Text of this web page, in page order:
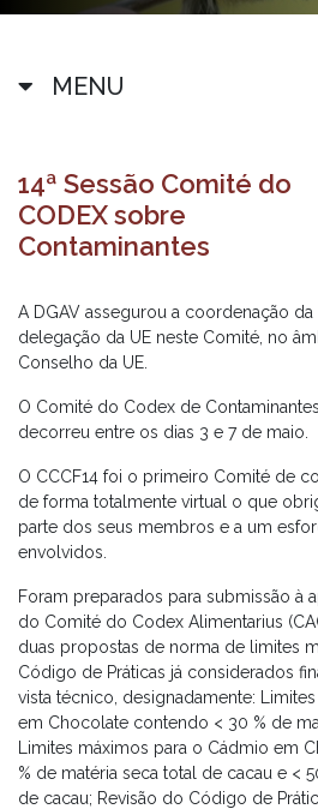
MENU
14ª Sessão Comité do
CODEX sobre
Contaminantes
A DGAV assegurou a coordenação
delegação da UE neste Comité, no
Conselho da UE.
O Comité do Codex de
decorreu entre os dias 3 e 7 de maio.
O CCCF14 foi o primeiro Comité de
de forma totalmente virtual o que
parte dos seus membros e a um
envolvidos.
Foram preparados para submissão à
do Comité do Codex Alimentarius
duas propostas de norma de limites
Código de Práticas já considerados
vista técnico, designadamente:
em Chocolate contendo < 30 % de
Limites máximos para o Cádmio em
% de matéria seca total de cacau e <
de cacau; Revisão do Código de